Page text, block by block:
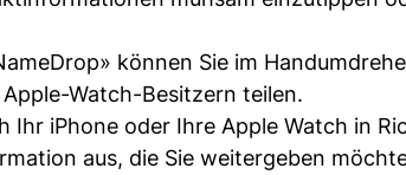
können Sie im
Watch-Besitzern teilen.
Ihr iPhone oder Ihre Apple Watch in
aus, die Sie weitergeben